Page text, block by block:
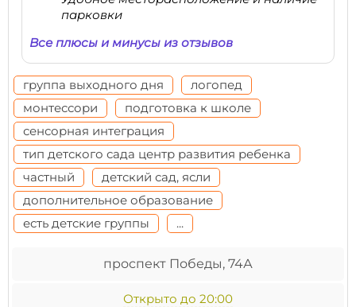
парковки
Все плюсы и минусы из отзывов
группа выходного дня
логопед
монтессори
подготовка к школе
сенсорная интеграция
тип детского сада центр развития ребенка
частный
детский сад, ясли
дополнительное образование
есть детские группы
...
проспект Победы, 74А
Открыто до 20:00